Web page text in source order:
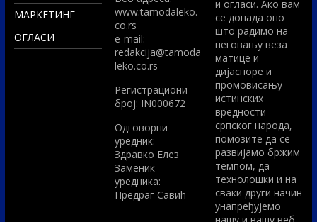
МАРКЕТИНГ
ОГЛАСИ
www.tamodaleko.
co.rs
e-mail:
redakcija@tamoda
leko.co.rs
Регистрациони
број: IN000672
Одговорни
уредник:
Здравко Елез
Заменик
уредника:
Предраг Савић
и огласи. Ако вам
се допада оно
што радимо на
неговању веза
матице и
дијаспоре и
промовисању
истинских
вредности
српског народа,
помозите да се
развијамо бржим
темпом, да
технолошки и на
сваки други начин
унапређујемо